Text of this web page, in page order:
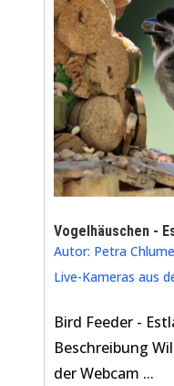
Vogelhäuschen -
Autor: Petra
Live-Kameras aus
Bird Feeder -
Beschreibung
der Webcam ...